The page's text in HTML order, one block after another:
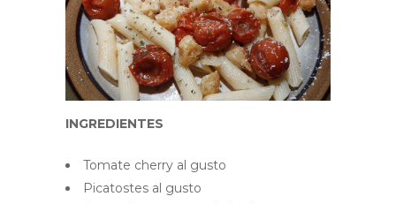
INGREDIENTES
Tomate cherry al gusto
Picatostes al gusto